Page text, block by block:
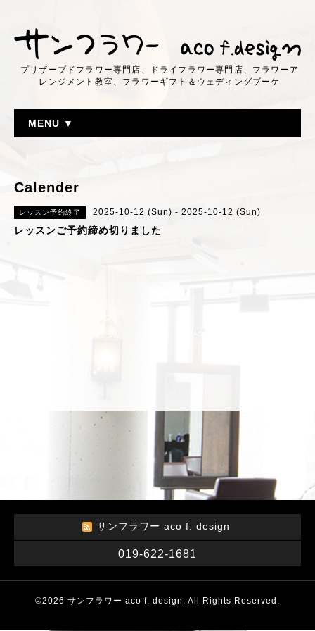
プリザーブドフラワー専門店、ドライフラワー専門店、フラワーア
レンジメント教室、フラワーギフト＆ウェディングブーケ
MENU ▼
Calender
レッスン予約終了 2025-10-12 (Sun) - 2025-10-12 (Sun)
レッスンご予約締め切りました
サンフラワー aco f. design
019-622-1681
©2026 サンフラワー aco f. design . All Rights Reserved.